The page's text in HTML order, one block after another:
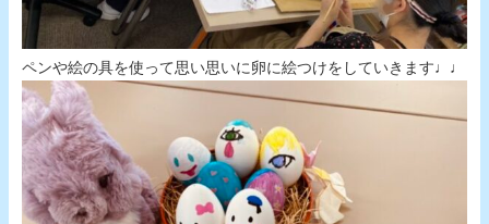
ペンや絵の具を使って思い思いに卵に絵つけをしていきます♩♩